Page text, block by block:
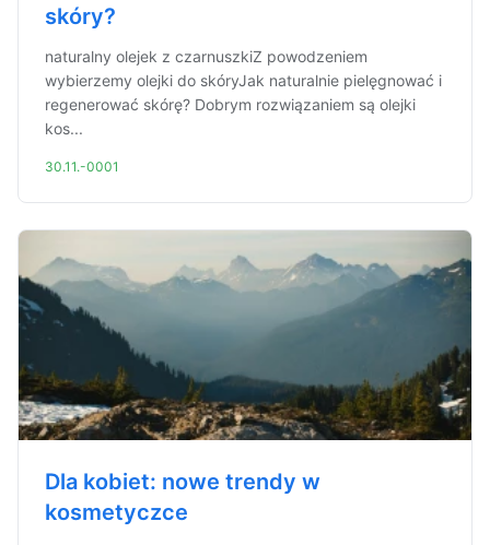
skóry?
naturalny olejek z czarnuszkiZ powodzeniem
wybierzemy olejki do skóryJak naturalnie pielęgnować i
regenerować skórę? Dobrym rozwiązaniem są olejki
kos...
30.11.-0001
Dla kobiet: nowe trendy w
kosmetyczce